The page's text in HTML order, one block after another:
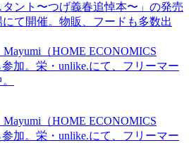
ント〜つげ義春追悼本〜」の発売
て開催。物販、フードも多数出
（HOME ECONOMICS
加。栄・unlike.にて、フリーマー
（HOME ECONOMICS
加。栄・unlike.にて、フリーマー